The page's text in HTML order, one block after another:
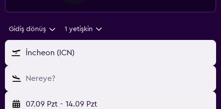
Gidiş dönüş 1 yetişkin
İncheon (ICN)
Nereye?
07.09 Pzt - 14.09 Pzt